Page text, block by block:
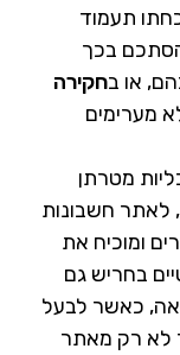
תעמוד
בכך
או בחקירה
מערימים
מטרתן
לאתר חשבונות
ומוכיח את
בחריש גם
כאשר לבעל
לא רק מאתר